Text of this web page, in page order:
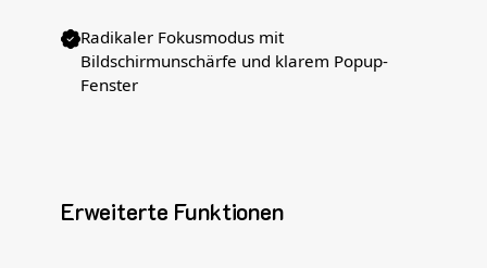
Radikaler Fokusmodus mit
Bildschirmunschärfe und klarem Popup-
Fenster
Erweiterte Funktionen